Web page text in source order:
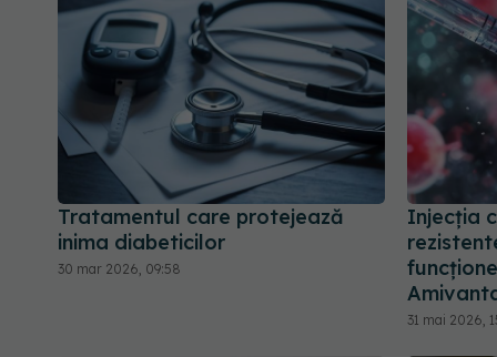
Tratamentul care protejează
inima diabeticilor
30 mar 2026, 09:58
Injecția
31 mai 2026,